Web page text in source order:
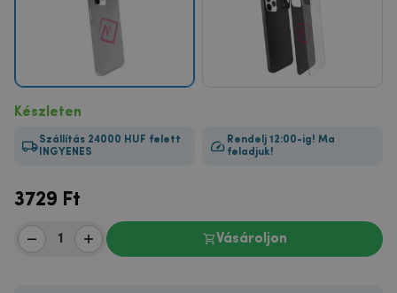
Készleten
Szállítás 24000 HUF felett
INGYENES
Rendelj 12:00-ig! Ma
feladjuk!
3729 Ft
Vásároljon